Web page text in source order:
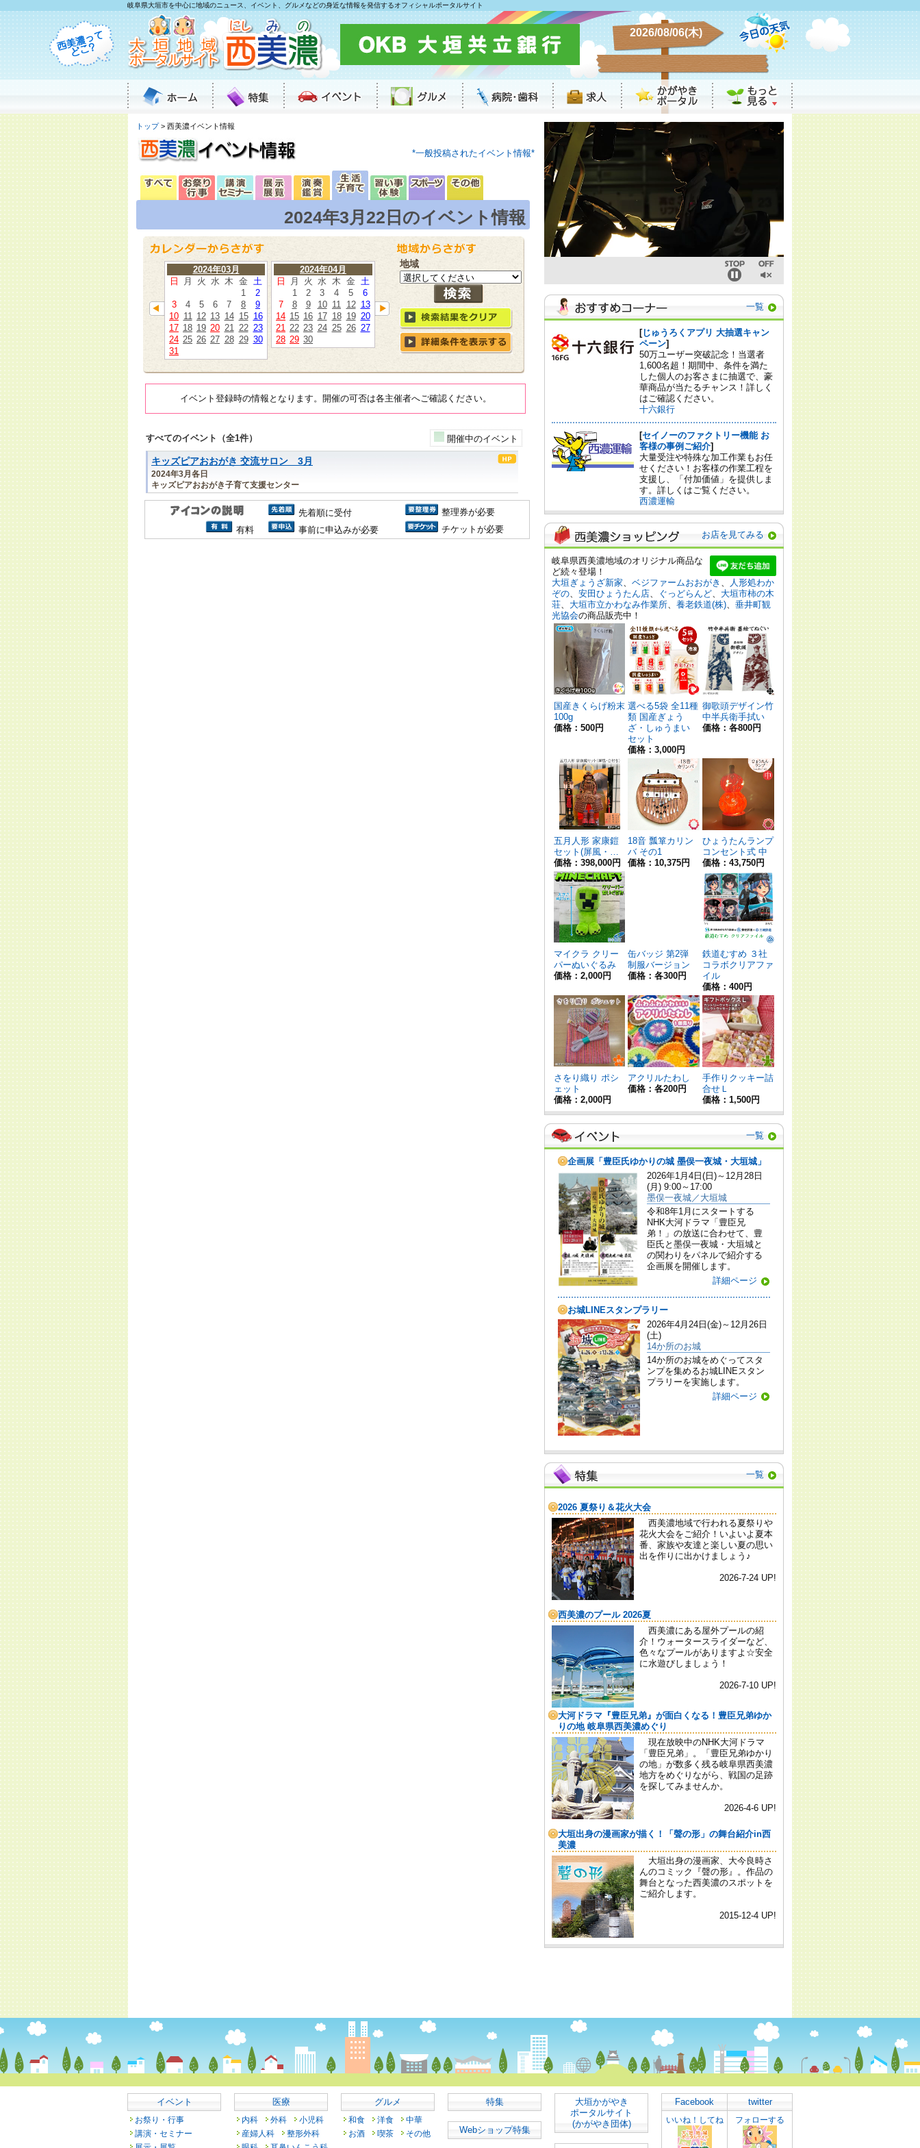
岐阜県大垣市を中心に地域のニュース、イベント、グルメなどの身近な情報を発信するオフィシャルポータルサイト
2026/08/06(木)
トップ> 西美濃イベント情報
*一般投稿されたイベント情報*
2024年3月22日のイベント情報
2024年03月
日
月 火 水 木 金 土
1
2
3
4 5 6 7 8
9
10 11 12 13 14 15 16
17 18 19 20 21 22 23
24 25 26 27 28 29 30
31
2024年04月
日
月 火 水 木 金 土
1
2 3 4 5
6
7
8 9 10 11 12 13
14 15 16 17 18 19 20
21 22 23 24 25 26 27
28 29 30
地域
イベント登録時の情報となります。開催の可否は各主催者へご確認ください。
すべてのイベント（全1件） 開催中のイベント
キッズピアおおがき 交流サロン 3月
2024年3月各日
キッズピアおおがき子育て支援センター
先着順に受付
整理券が必要
有料
事前に申込みが必要 チケットが必要
イベント
お祭り・行事
講演・セミナー
医療
内科 外科
小児科
産婦人科
整形外科
グルメ
和食 洋食
中華
お酒
喫茶 その他
特集
Webショップ特集
大垣かがやき
ポータルサイト
(かがやき団体)
Facebook
いいね！してね
twitter
フォローする